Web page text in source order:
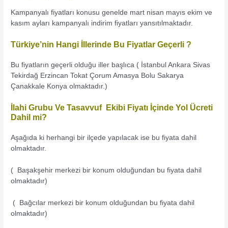
Kampanyalı fiyatları konusu genelde mart nisan mayıs ekim ve
kasım ayları kampanyalı indirim fiyatları yansıtılmaktadır.
Türkiye’nin Hangi İllerinde Bu Fiyatlar Geçerli ?
Bu fiyatların geçerli olduğu iller başlıca ( İstanbul Ankara Sivas
Tekirdağ Erzincan Tokat Çorum Amasya Bolu Sakarya
Çanakkale Konya olmaktadır.)
İlahi Grubu Ve Tasavvuf Ekibi Fiyatı İçinde Yol Ücreti
Dahil mi?
Aşağıda ki herhangi bir ilçede yapılacak ise bu fiyata dahil
olmaktadır.
( Başakşehir merkezi bir konum olduğundan bu fiyata dahil
olmaktadır)
( Bağcılar merkezi bir konum olduğundan bu fiyata dahil
olmaktadır)